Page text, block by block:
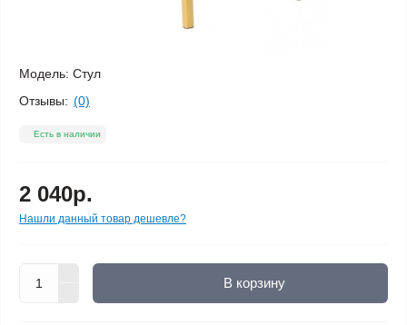
Модель: Стул
Отзывы: (0)
Есть в наличии
2 040р.
Нашли данный товар дешевле?
В корзину